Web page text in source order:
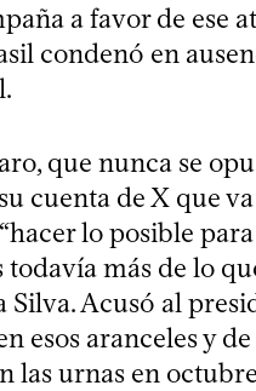
a favor de ese
condenó en
que nunca se
cuenta de X que
lo posible
todavía más de lo
Acusó al
esos aranceles y
las urnas en